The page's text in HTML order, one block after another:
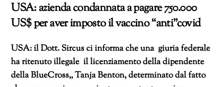
USA: azienda condannata a pagare 750.000
US$ per aver imposto il vaccino “anti”covid
USA: il Dott. Sircus ci informa che una giuria federale
ha ritenuto illegale il licenziamento della dipendente
della BlueCross,, Tanja Benton, determinato dal fatto